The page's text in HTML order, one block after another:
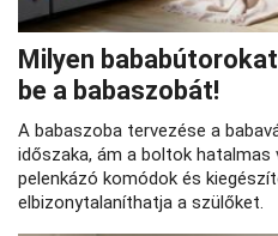
Milyen
be a babaszobát!
A babaszoba tervezése a
időszaka, ám a boltok hatalmas
pelenkázó komódok és
elbizonytalaníthatja a szülőket.